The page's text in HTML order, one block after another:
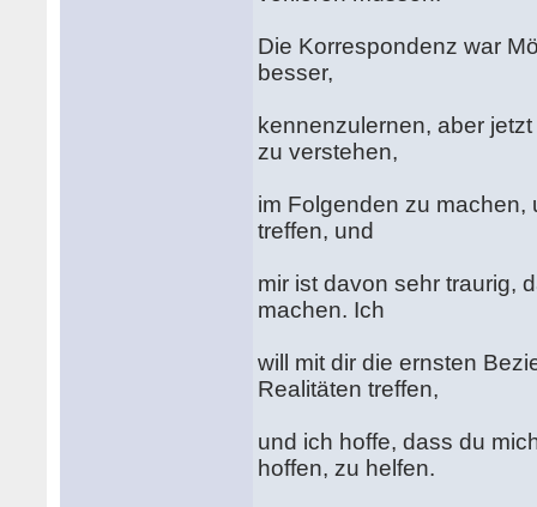
Die Korrespondenz war
besser,
kennenzulernen, aber
zu verstehen,
im Folgenden zu machen,
treffen, und
mir ist davon sehr traurig,
machen. Ich
will mit dir die ernsten
Realitäten treffen,
und ich hoffe, dass du
hoffen, zu helfen.